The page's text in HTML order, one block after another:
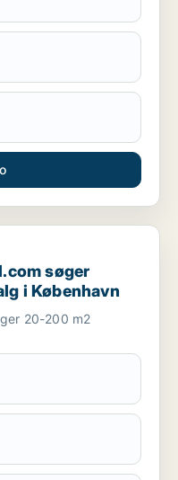
produktionslokaler til
søger
i København
20-200 m2